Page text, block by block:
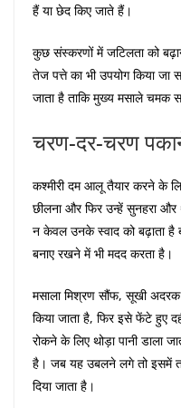
हैं या छेद किए जाते हैं।
कुछ संस्करणों में जटिलता को
तेज पत्ते का भी उपयोग किया जा
जाता है ताकि मुख्य मसाले चमक
चरण-दर-चरण
कश्मीरी दम आलू तैयार करने के
छीलना और फिर उन्हें सुनहरा
न केवल उनके स्वाद को बढ़ाता है
बनाए रखने में भी मदद करता है।
मसाला मिश्रण सौंफ, सूखी अदरक
किया जाता है, फिर इसे फेंटे हुए
रोकने के लिए थोड़ा पानी डाला
है। जब यह उबलने लगे तो इसमें
दिया जाता है।